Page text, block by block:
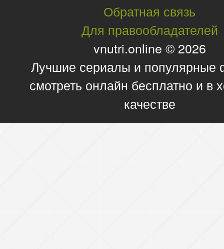
Обратная связь
Для правообладателей
vnutri.online © 2026
Лучшие сериалы и
смотреть онлайн бесплатно и в
качестве